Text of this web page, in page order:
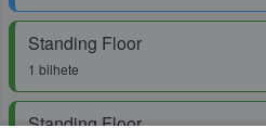
Standing Floor
1 bilhete